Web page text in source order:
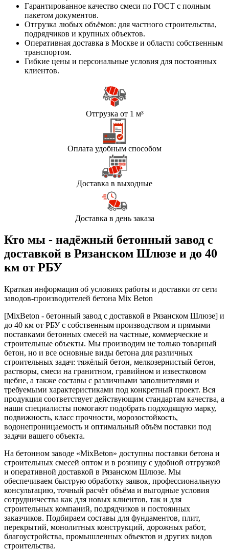
Гарантированное качество смеси по ГОСТ с полным
пакетом документов.
Отгрузка любых объёмов: для частного строительства,
подрядчиков и крупных объектов.
Оперативная доставка в Москве и области собственным
транспортом.
Гибкие цены и персональные условия для постоянных
клиентов.
Отгрузка от 1 м³
Оплата удобным способом
Доставка в выходные
Доставка в день заказа
Кто мы - надёжный бетонный завод с
доставкой в Рязанском Шлюзе и до 40
км от РБУ
Краткая информация об условиях работы и доставки от сети
заводов-производителей бетона Mix Beton
[MixBeton - бетонный завод с доставкой в Рязанском Шлюзе] и
до 40 км от РБУ с собственным производством и прямыми
поставками бетонных смесей на частные, коммерческие и
строительные объекты. Мы производим не только товарный
бетон, но и все основные виды бетона для различных
строительных задач: тяжёлый бетон, мелкозернистый бетон,
растворы, смеси на гранитном, гравийном и известковом
щебне, а также составы с различными заполнителями и
требуемыми характеристиками под конкретный проект. Вся
продукция соответствует действующим стандартам качества, а
наши специалисты помогают подобрать подходящую марку,
подвижность, класс прочности, морозостойкость,
водонепроницаемость и оптимальный объём поставки под
задачи вашего объекта.
На бетонном заводе «MixBeton» доступны поставки бетона и
строительных смесей оптом и в розницу с удобной отгрузкой
и оперативной доставкой в Рязанском Шлюзе. Мы
обеспечиваем быструю обработку заявок, профессиональную
консультацию, точный расчёт объёма и выгодные условия
сотрудничества как для новых клиентов, так и для
строительных компаний, подрядчиков и постоянных
заказчиков. Подбираем составы для фундаментов, плит,
перекрытий, монолитных конструкций, дорожных работ,
благоустройства, промышленных объектов и других видов
строительства.